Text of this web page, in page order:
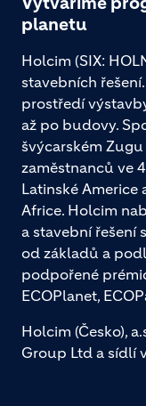
planetu
Holcim (SIX:
stavebních
prostředí
až po budovy.
švýcarském
zaměstnanců ve
Latinské Americe
Africe. Holcim
a stavební řešení
od základů a
podpořené
ECOPlanet,
Holcim (Česko),
Group Ltd a sídlí